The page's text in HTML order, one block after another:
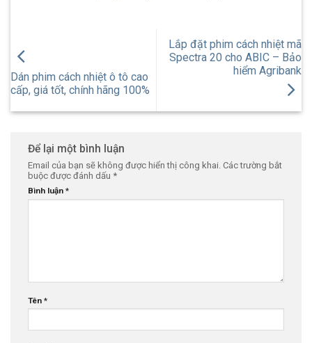
Dán phim cách nhiệt ô tô cao
cấp, giá tốt, chính hãng 100%
Lắp đặt phim cách nhiệt mã
Spectra 20 cho ABIC – Bảo
hiểm Agribank
Để lại một bình luận
Email của bạn sẽ không được hiển thị công khai. Các trường bắt
buộc được đánh dấu *
Bình luận *
Tên *